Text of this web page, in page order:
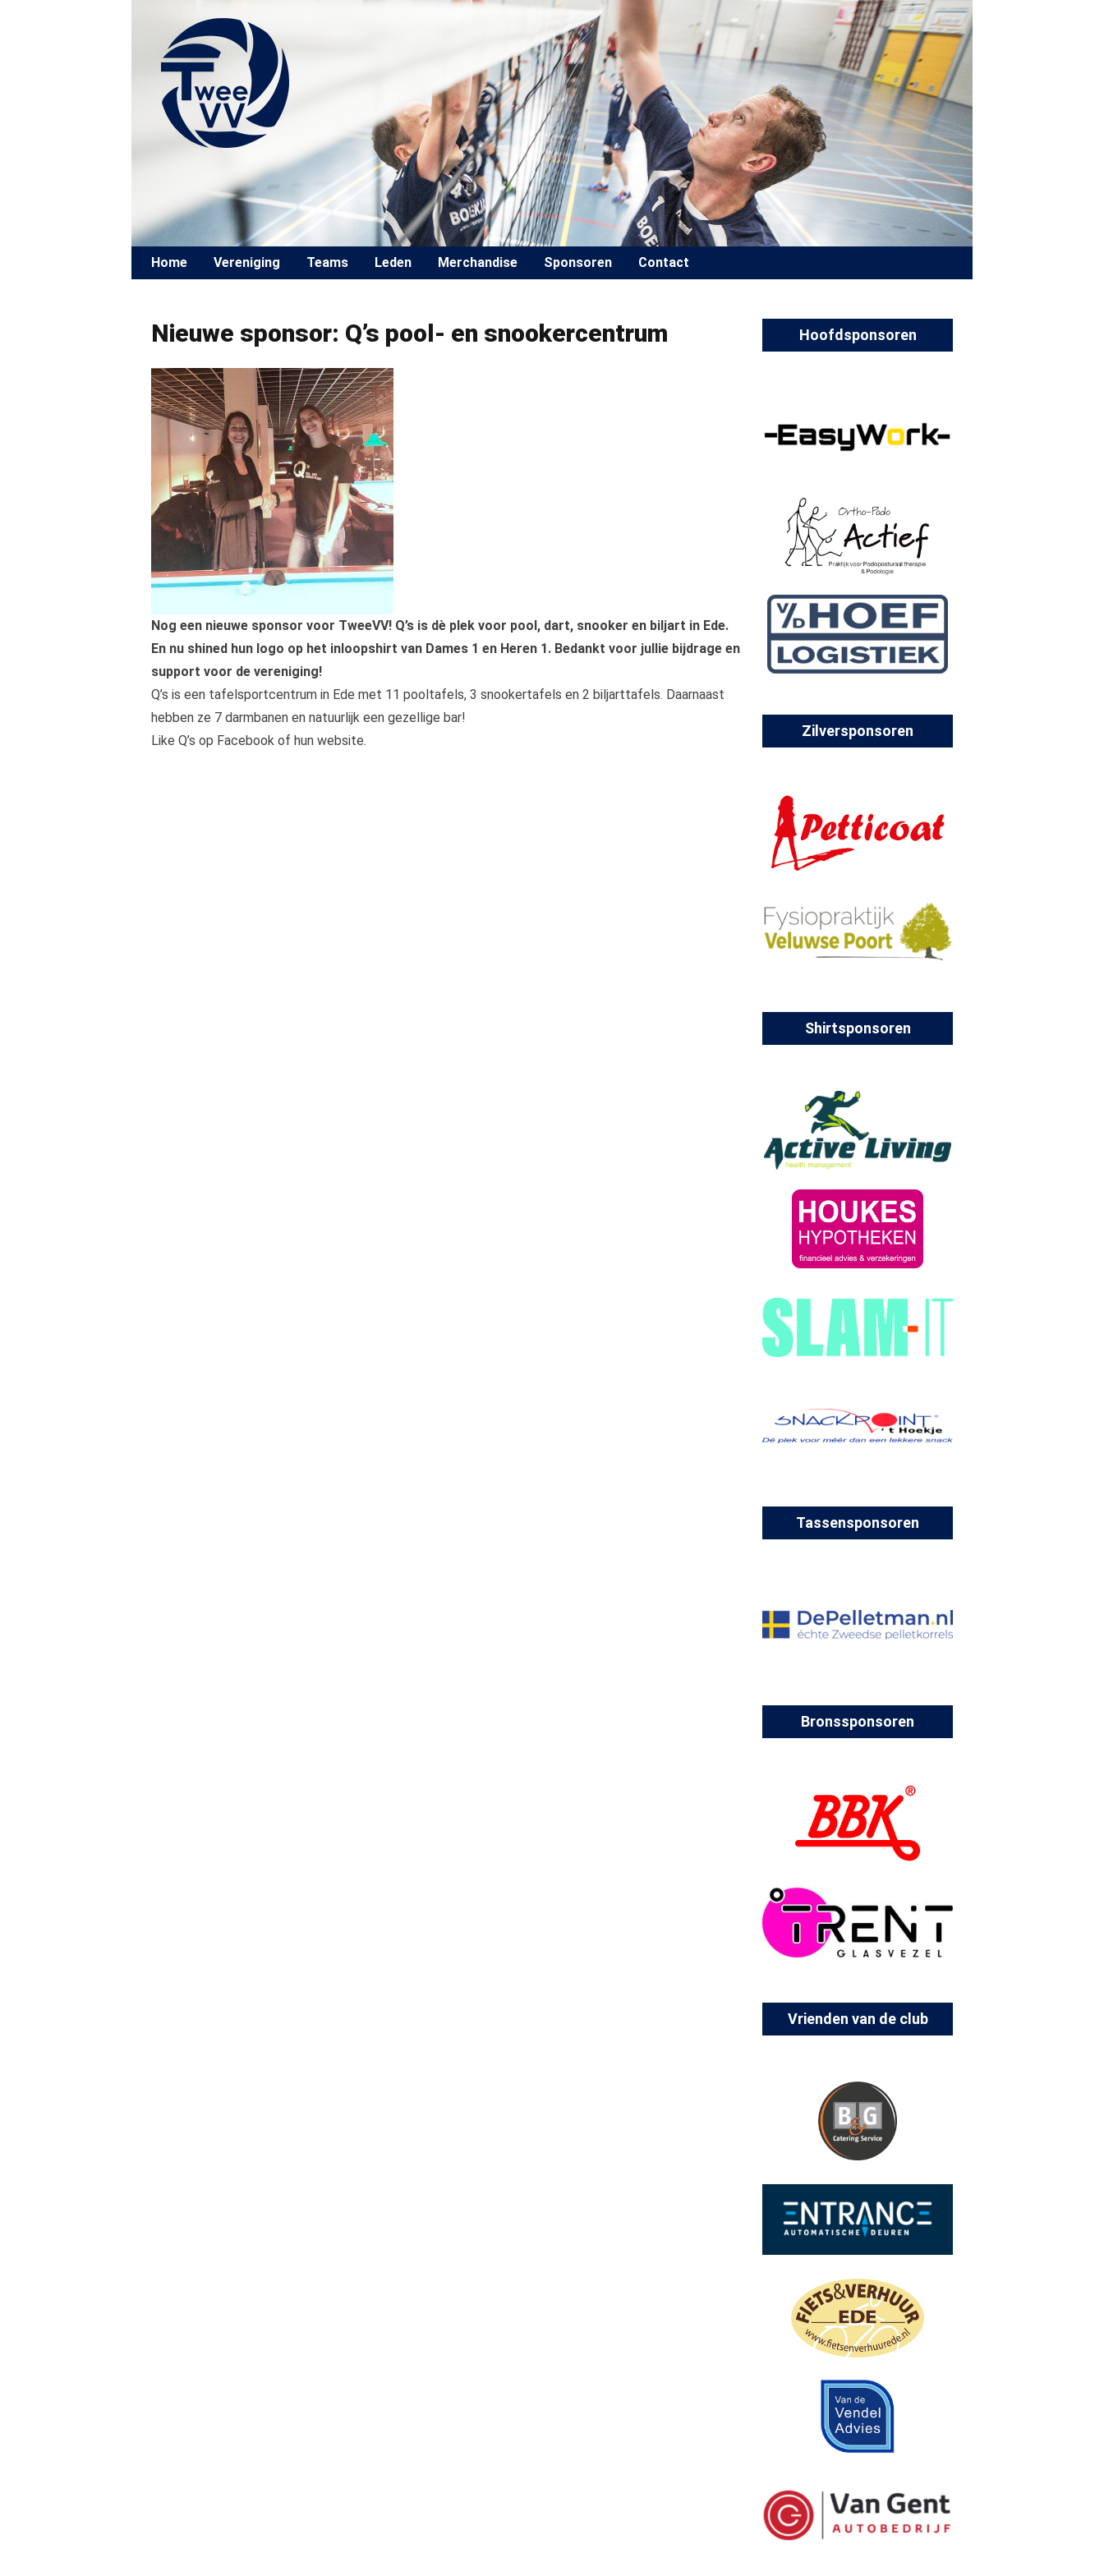
Home Vereniging Teams Leden Merchandise Sponsoren Contact
Nieuwe sponsor: Q’s pool- en snookercentrum
Nog een nieuwe sponsor voor TweeVV! Q’s is dè plek voor pool, dart, snooker en biljart in Ede.
En nu shined hun logo op het inloopshirt van Dames 1 en Heren 1. Bedankt voor jullie bijdrage en
support voor de vereniging!
Q’s is een tafelsportcentrum in Ede met 11 pooltafels, 3 snookertafels en 2 biljarttafels. Daarnaast
hebben ze 7 darmbanen en natuurlijk een gezellige bar!
Like Q’s op Facebook of hun website.
Hoofdsponsoren
Zilversponsoren
Shirtsponsoren
Tassensponsoren
Bronssponsoren
Vrienden van de club